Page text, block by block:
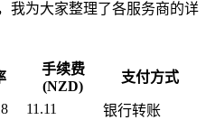
我为大家整理了各服务商的详
手续费
(NZD)
支付方式
11.11
银行转账